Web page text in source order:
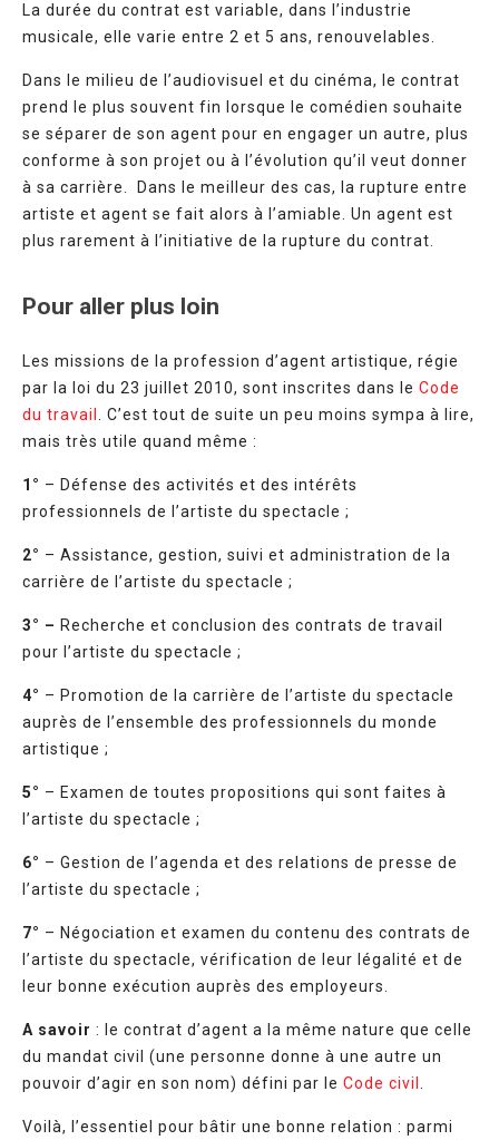
La durée du contrat est variable, dans l’industrie
musicale, elle varie entre 2 et 5 ans, renouvelables.
Dans le milieu de l’audiovisuel et du cinéma, le contrat
prend le plus souvent fin lorsque le comédien souhaite
se séparer de son agent pour en engager un autre, plus
conforme à son projet ou à l’évolution qu’il veut donner
à sa carrière. Dans le meilleur des cas, la rupture entre
artiste et agent se fait alors à l’amiable. Un agent est
plus rarement à l’initiative de la rupture du contrat.
Pour aller plus loin
Les missions de la profession d’agent artistique, régie
par la loi du 23 juillet 2010, sont inscrites dans le Code
du travail
. C’est tout de suite un peu moins sympa à lire,
mais très utile quand même :
1° – Défense des activités et des intérêts
professionnels de l’artiste du spectacle ;
2° – Assistance, gestion, suivi et administration de la
carrière de l’artiste du spectacle ;
3° – Recherche et conclusion des contrats de travail
pour l’artiste du spectacle ;
4° – Promotion de la carrière de l’artiste du spectacle
auprès de l’ensemble des professionnels du monde
artistique ;
5° – Examen de toutes propositions qui sont faites à
l’artiste du spectacle ;
6° – Gestion de l’agenda et des relations de presse de
l’artiste du spectacle ;
7° – Négociation et examen du contenu des contrats de
l’artiste du spectacle, vérification de leur légalité et de
leur bonne exécution auprès des employeurs.
A savoir : le contrat d’agent a la même nature que celle
du mandat civil (une personne donne à une autre un
pouvoir d’agir en son nom) défini par le Code civil
Voilà, l’essentiel pour bâtir une bonne relation : parmi